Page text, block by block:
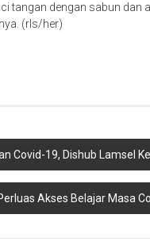
tangan dengan sabun dan
(rls/her)
Covid-19, Dishub Lamsel
Akses Belajar Masa